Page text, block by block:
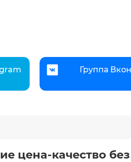
Группа
цена-качество без